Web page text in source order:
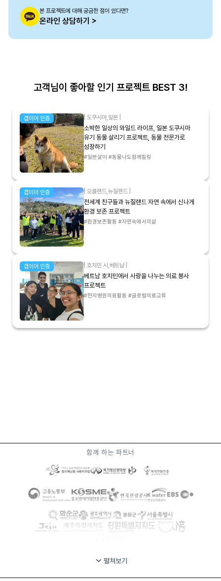
본 프로젝트에 대해 궁금한 점이 있다면?
온라인 상담하기 >
고객님이 좋아할 인기 프로젝트 BEST 3!
갭이어 인증 도쿠시마, 일본
소박한 일상의 와일드 라이프, 일본 도쿠시마
유기 동물 살리기 프로젝트, 동물 전문가로
성장하기
#일본살이 #동물나도함께힐링
갭이어 인증 오클랜드 뉴질랜드
전세계 친구들과 뉴질랜드 자연 속에서 신나게
환경 보존 프로젝트
#환경보존활동 #자연속에서의삶
갭이어 인증 호치민 시 베트남|
베트남 호치민에서 사랑을 나누는 의료 봉사
프로젝트
#현지병원의료활동 #글로벌의료교류
함께 하는 파트너
펼쳐보기